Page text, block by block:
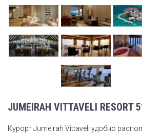
JUMEIRAH VITTAVELI RESORT
Курорт Jumeirah Vittaveli удобно